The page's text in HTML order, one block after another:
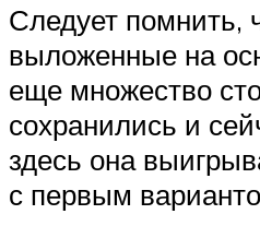
Следует помнить,
выложенные на
еще множество
сохранились и
здесь она
с первым